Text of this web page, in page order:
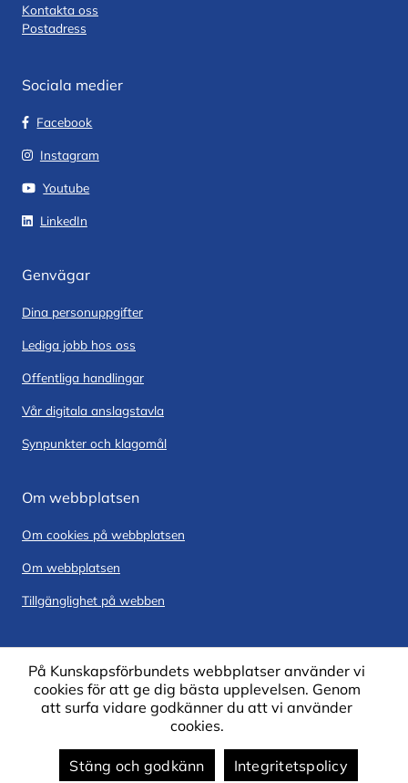
Kontakta oss
Postadress
Sociala medier
Facebook
Instagram
Youtube
LinkedIn
Genvägar
Dina personuppgifter
Lediga jobb hos oss
Offentliga handlingar
Vår digitala anslagstavla
Synpunkter och klagomål
Om webbplatsen
Om cookies på webbplatsen
Om webbplatsen
Tillgänglighet på webben
På Kunskapsförbundets webbplatser använder vi
cookies för att ge dig bästa upplevelsen. Genom
att surfa vidare godkänner du att vi använder
cookies.
Stäng och godkänn Integritetspolicy